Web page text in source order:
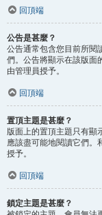
回頂端
公告是甚麼？
公告通常包含您目前所閱
們。公告將顯示在該版面
由管理員授予。
回頂端
置頂主題是甚麼？
版面上的置頂主題只有顯
應該盡可能地閱讀它們。
授予。
回頂端
鎖定主題是甚麼？